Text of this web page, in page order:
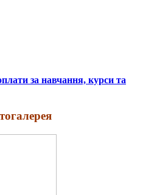
за навчання, курси та